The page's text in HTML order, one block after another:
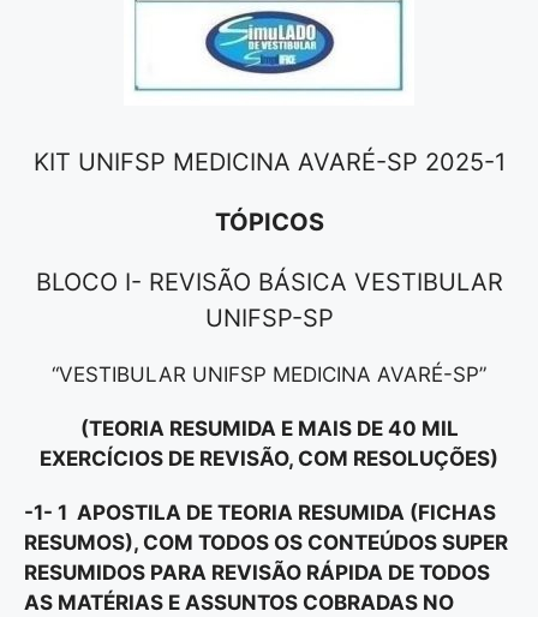
KIT UNIFSP MEDICINA AVARÉ-SP 2025-1
TÓPICOS
BLOCO I- REVISÃO BÁSICA VESTIBULAR
UNIFSP-SP
“VESTIBULAR UNIFSP MEDICINA AVARÉ-SP”
(TEORIA RESUMIDA E MAIS DE 40 MIL
EXERCÍCIOS DE REVISÃO, COM RESOLUÇÕES)
-1- 1 APOSTILA DE TEORIA RESUMIDA (FICHAS
RESUMOS), COM TODOS OS CONTEÚDOS SUPER
RESUMIDOS PARA REVISÃO RÁPIDA DE TODOS
AS MATÉRIAS E ASSUNTOS COBRADAS NO